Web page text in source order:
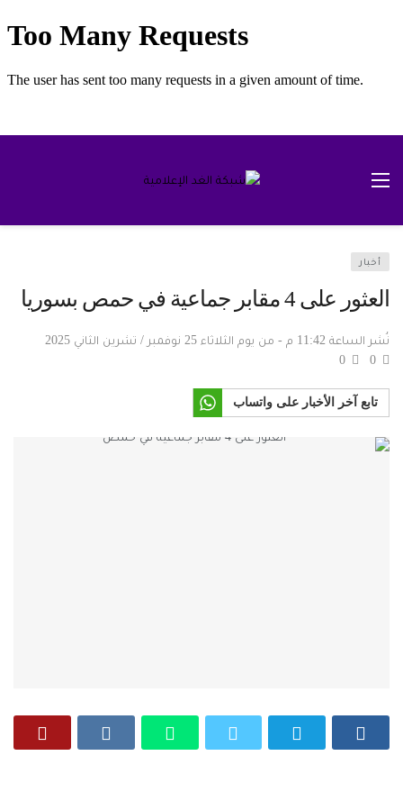
أخبار
العثور على 4 مقابر جماعية في حمص بسوريا
نُشر الساعة 11:42 م - من يوم الثلاثاء 25 نوفمبر / تشرين الثاني 2025
0
0
تابع آخر الأخبار على واتساب